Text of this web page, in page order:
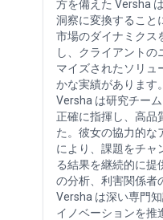
方を備えた Versha
洞察に変換すること
市場のダイナミクス
し、クライアントの
マイズされたソリュ
かな実績があります
Versha は研究チー
正確に指揮し、高品
た。彼女の協力的な
により、課題をチャ
る結果を継続的に提
の分析、利害関係者
Versha は深い専門
イノベーションを推